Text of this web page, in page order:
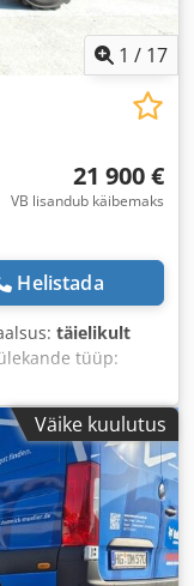
1 / 17
21 900 €
VB lisandub käibemaks
Helistada
täielikult
tüüp:
Väike kuulutus